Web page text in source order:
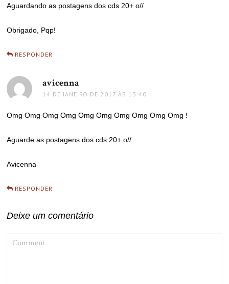
Aguardando as postagens dos cds 20+ o//
Obrigado, Pqp!
RESPONDER
avicenna
14 DE JANEIRO DE 2017 ÀS 13:40
Omg Omg Omg Omg Omg Omg Omg Omg Omg Omg !
Aguarde as postagens dos cds 20+ o//
Avicenna
RESPONDER
Deixe um comentário